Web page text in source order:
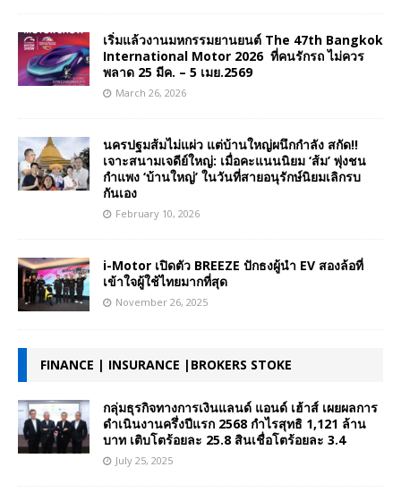
เริ่มแล้วงานมหกรรมยานยนต์ The 47th Bangkok
International Motor 2026 ที่คนรักรถ ไม่ควร
พลาด 25 มีค. – 5 เมย.2569
March 26, 2026
นครปฐมส้มไม่แผ่ว แต่บ้านใหญ่ผนึกกำลัง สกัด!!
เจาะสนามเจดีย์ใหญ่: เมื่อคะแนนนิยม ‘ส้ม’ พุ่งชน
กำแพง ‘บ้านใหญ่’ ในวันที่สายอนุรักษ์นิยมเลิกรบ
กันเอง
February 10, 2026
i-Motor เปิดตัว BREEZE ปักธงผู้นำ EV สองล้อที่
เข้าใจผู้ใช้ไทยมากที่สุด
November 26, 2025
FINANCE | INSURANCE |BROKERS STOKE
กลุ่มธุรกิจทางการเงินแลนด์ แอนด์ เฮ้าส์ เผยผลการ
ดำเนินงานครึ่งปีแรก 2568 กำไรสุทธิ 1,121 ล้าน
บาท เติบโตร้อยละ 25.8 สินเชื่อโตร้อยละ 3.4
July 25, 2025